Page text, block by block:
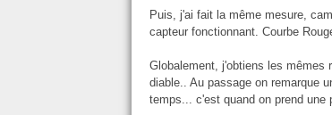
Puis, j'ai fait la même mesure,
capteur fonctionnant. Courbe
Globalement, j'obtiens les mêmes
diable.. Au passage on remarque
temps... c'est quand on prend